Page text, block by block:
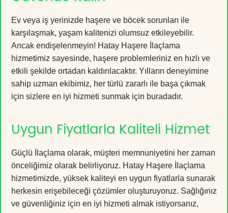
Ev veya iş yerinizde haşere ve böcek sorunları ile
karşılaşmak, yaşam kalitenizi olumsuz etkileyebilir.
Ancak endişelenmeyin! Hatay Haşere İlaçlama
hizmetimiz sayesinde, haşere problemleriniz en hızlı ve
etkili şekilde ortadan kaldırılacaktır. Yılların deneyimine
sahip uzman ekibimiz, her türlü zararlı ile başa çıkmak
için sizlere en iyi hizmeti sunmak için buradadır.
Uygun Fiyatlarla Kaliteli Hizmet
Güçlü İlaçlama olarak, müşteri memnuniyetini her zaman
önceliğimiz olarak belirliyoruz. Hatay Haşere İlaçlama
hizmetimizde, yüksek kaliteyi en uygun fiyatlarla sunarak
herkesin erişebileceği çözümler oluşturuyoruz. Sağlığınız
ve güvenliğiniz için en iyi hizmeti almak istiyorsanız,